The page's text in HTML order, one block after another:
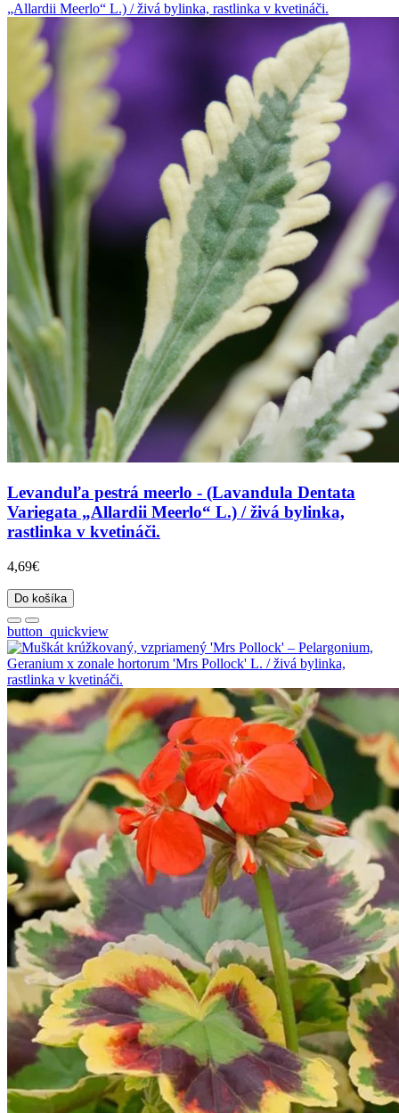
Levanduľa pestrá meerlo - (Lavandula Dentata
Variegata „Allardii Meerlo“ L.) / živá bylinka,
rastlinka v kvetináči.
4,69€
Do košíka
button_quickview